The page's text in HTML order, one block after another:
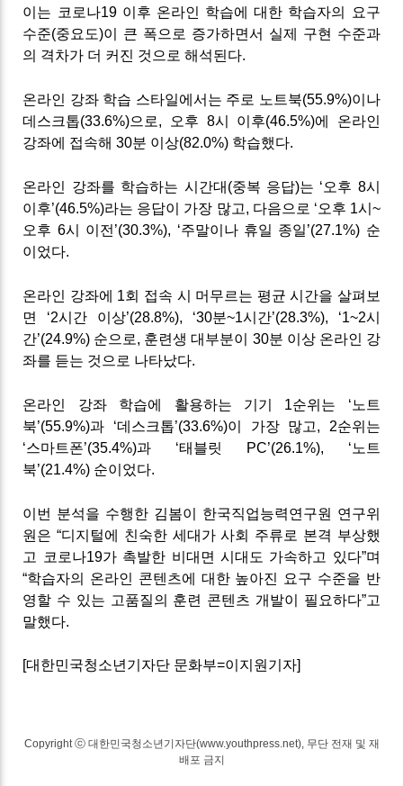
이는 코로나19 이후 온라인 학습에 대한 학습자의 요구
수준(중요도)이 큰 폭으로 증가하면서 실제 구현 수준과
의 격차가 더 커진 것으로 해석된다.
온라인 강좌 학습 스타일에서는 주로 노트북(55.9%)이나
데스크톱(33.6%)으로, 오후 8시 이후(46.5%)에 온라인
강좌에 접속해 30분 이상(82.0%) 학습했다.
온라인 강좌를 학습하는 시간대(중복 응답)는 ‘오후 8시
이후’(46.5%)라는 응답이 가장 많고, 다음으로 ‘오후 1시~
오후 6시 이전’(30.3%), ‘주말이나 휴일 종일’(27.1%) 순
이었다.
온라인 강좌에 1회 접속 시 머무르는 평균 시간을 살펴보
면 ‘2시간 이상’(28.8%), ‘30분~1시간’(28.3%), ‘1~2시
간’(24.9%) 순으로, 훈련생 대부분이 30분 이상 온라인 강
좌를 듣는 것으로 나타났다.
온라인 강좌 학습에 활용하는 기기 1순위는 ‘노트
북’(55.9%)과 ‘데스크톱’(33.6%)이 가장 많고, 2순위는
‘스마트폰’(35.4%)과 ‘태블릿 PC’(26.1%), ‘노트
북’(21.4%) 순이었다.
이번 분석을 수행한 김봄이 한국직업능력연구원 연구위
원은 “디지털에 친숙한 세대가 사회 주류로 본격 부상했
고 코로나19가 촉발한 비대면 시대도 가속하고 있다”며
“학습자의 온라인 콘텐츠에 대한 높아진 요구 수준을 반
영할 수 있는 고품질의 훈련 콘텐츠 개발이 필요하다”고
말했다.
[대한민국청소년기자단 문화부=이지원기자]
Copyright ⓒ 대한민국청소년기자단(www.youthpress.net), 무단 전재 및 재
배포 금지